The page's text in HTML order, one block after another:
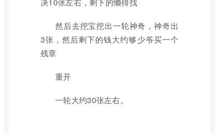
决10张左右，剩下的懒得找
然后去挖宝挖出一轮神奇，神奇出
3张，然后剩下的钱大约够少爷买一个
残章
重开
一轮大约30张左右。